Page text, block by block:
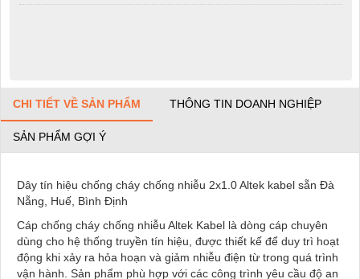
CHI TIẾT VỀ SẢN PHẨM THÔNG TIN DOANH NGHIỆP
SẢN PHẨM GỢI Ý
Dây tín hiệu chống cháy chống nhiễu 2x1.0 Altek kabel sẵn Đà
Nẵng, Huế, Bình Định
Cáp chống cháy chống nhiễu Altek Kabel là dòng cáp chuyên
dùng cho hệ thống truyền tín hiệu, được thiết kế để duy trì hoạt
động khi xảy ra hỏa hoạn và giảm nhiễu điện từ trong quá trình
vận hành. Sản phẩm phù hợp với các công trình yêu cầu độ an